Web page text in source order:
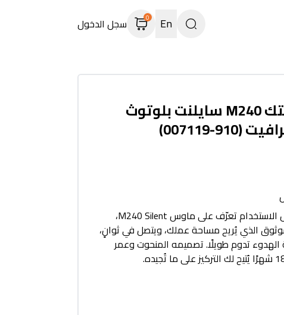
En
0 سجل الدخول
ماوس لوجيتك M240 سايلنت بلوتوث
007119)
صامت، مريح، وسهل الاستخدام تعرّف على ماوس M240 Silent،
الذي يُريح مساحة عملك، ويتصل في ثوانٍ،
الهدوء تدوم طويلًا. تصميمه المنحوت وعمر